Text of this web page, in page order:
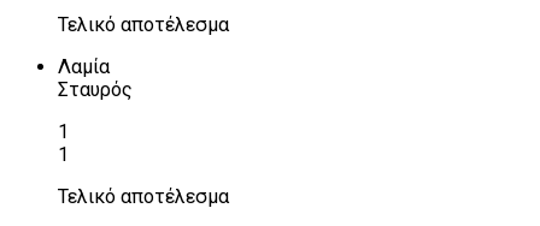
Τελικό αποτέλεσμα
Λαμία
Σταυρός
1
1
Τελικό αποτέλεσμα